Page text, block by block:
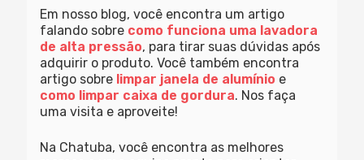
Em nosso blog, você encontra um artigo
falando sobre como funciona uma lavadora
de alta pressão, para tirar suas dúvidas após
adquirir o produto. Você também encontra
artigo sobre limpar janela de alumínio e
como limpar caixa de gordura. Nos faça
uma visita e aproveite!
Na Chatuba, você encontra as melhores